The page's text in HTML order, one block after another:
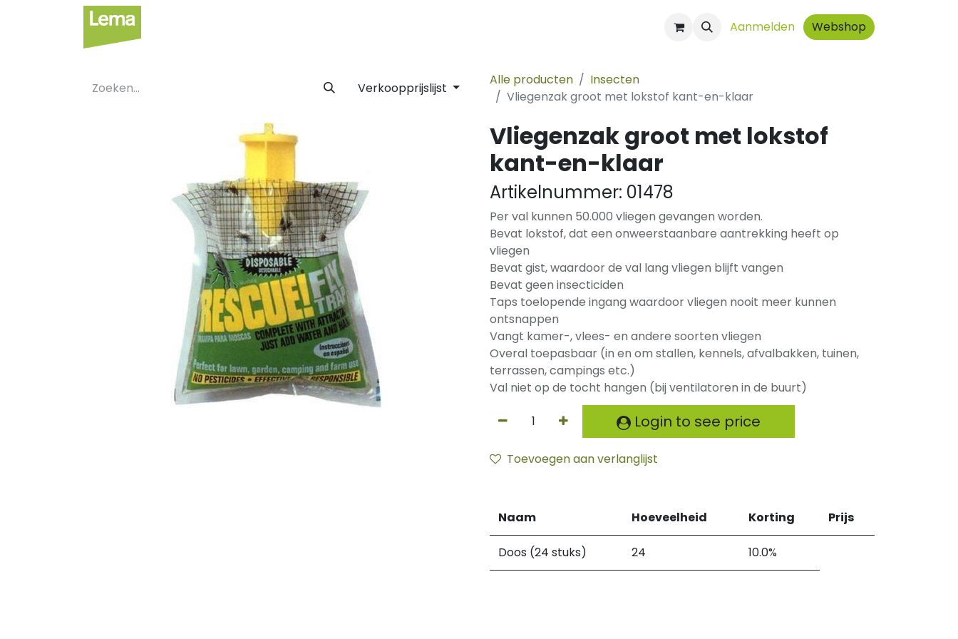
Aanmelden Webshop
Verkoopprijslijst
Alle producten
Insecten
Vliegenzak groot met lokstof kant-en-klaar
Vliegenzak groot met lokstof
kant-en-klaar
Artikelnummer: 01478
Per val kunnen 50.000 vliegen gevangen worden.
Bevat lokstof, dat een onweerstaanbare aantrekking heeft op
vliegen
Bevat gist, waardoor de val lang vliegen blijft vangen
Bevat geen insecticiden
Taps toelopende ingang waardoor vliegen nooit meer kunnen
ontsnappen
Vangt kamer-, vlees- en andere soorten vliegen
Overal toepasbaar (in en om stallen, kennels, afvalbakken, tuinen,
terrassen, campings etc.)
Val niet op de tocht hangen (bij ventilatoren in de buurt)
Login to see price
Toevoegen aan verlanglijst
Naam Hoeveelheid Korting Prijs
Doos (24 stuks) 24 10.0%